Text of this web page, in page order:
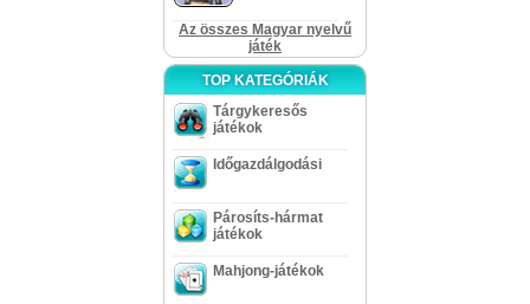
Az összes Magyar nyelvű
játék
TOP KATEGÓRIÁK
Tárgykeresős
játékok
Időgazdálgodási
Párosíts-hármat
játékok
Mahjong-játékok